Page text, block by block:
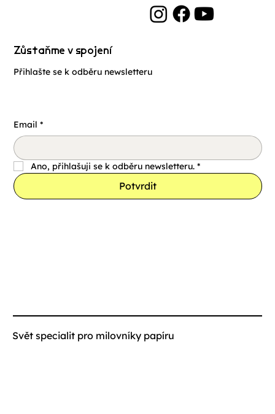
Svět specialit pro milovníky papíru
Zůstaňme v spojení
Přihlašte se k odběru newsletteru
Email *
Ano, přihlašuji se k odběru newsletteru. *
Potvrdit